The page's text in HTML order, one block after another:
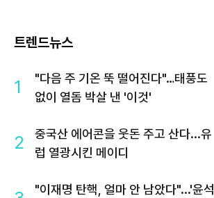
트렌드뉴스
1
"다음 주 기온 뚝 떨어진다"…태풍도
없이 열돔 박살 낸 '이것'
2
중국산 에어콘을 웃돈 주고 산다...유
럽 열광시킨 메이디
"이재명 탄핵, 얼마 안 남았다"...'윤석